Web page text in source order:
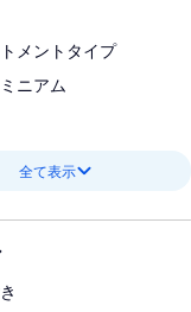
メントタイプ
ニアム
全て表示